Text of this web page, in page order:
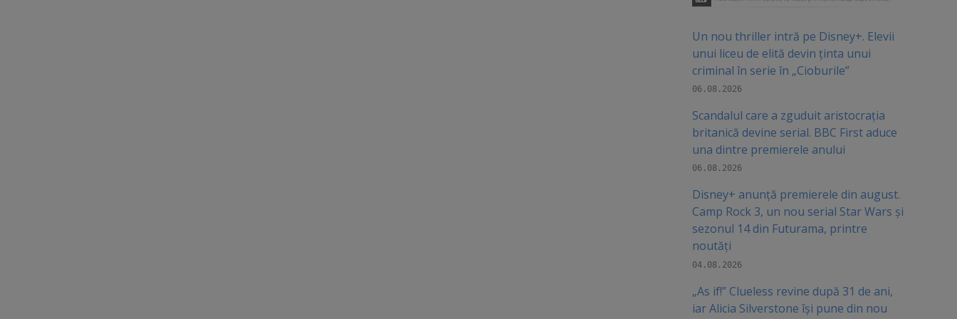
Un nou thriller intră pe Disney+. Elevii
unui liceu de elită devin ținta unui
criminal în serie în „Cioburile”
06.08.2026
Scandalul care a zguduit aristocrația
britanică devine serial. BBC First aduce
una dintre premierele anului
06.08.2026
Disney+ anunță premierele din august.
Camp Rock 3, un nou serial Star Wars și
sezonul 14 din Futurama, printre
noutăți
04.08.2026
„As if!” Clueless revine după 31 de ani,
iar Alicia Silverstone își pune din nou